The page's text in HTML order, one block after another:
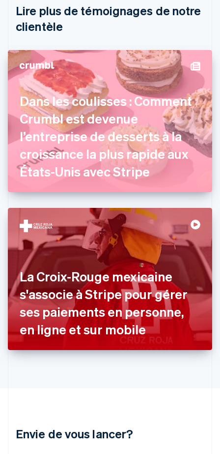
Lire plus de témoignages de notre
clientèle
Dans les coulisses : Comment
Crumbl est devenue
l’entreprise de desserts à la
croissance la plus rapide aux
États-Unis avec Stripe
La Croix-Rouge mexicaine
s'associe à Stripe pour gérer
ses paiements en personne,
en ligne et sur mobile
Envie de vous lancer?
Bulgarie
English
Canada
Chine continentale
简体中文English
Chypre
English
Croatie
English Italiano
Danemark
English
Émirats arabes unis
English
Espagne
Español
Estonie
États-Unis
France
FrançaisEnglish
Gibraltar
English
Grèce
English
Hongrie
English
Inde
English
Irlande
English
Italie
Lituanie
English